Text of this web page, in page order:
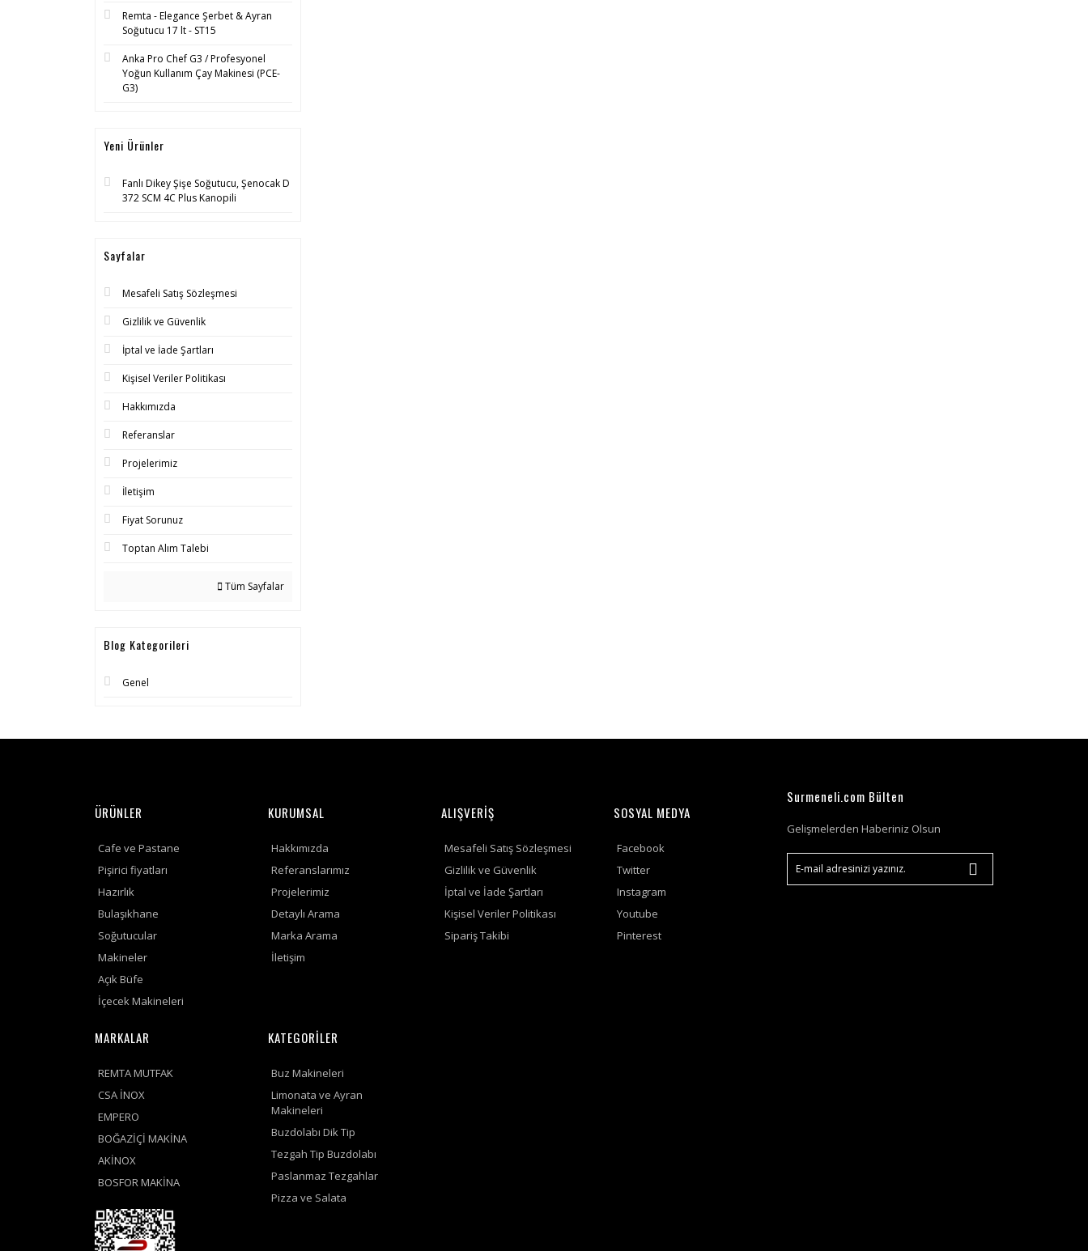
Remta - Elegance Şerbet & Ayran
Soğutucu 17 lt - ST15
Anka Pro Chef G3 / Profesyonel
Yoğun Kullanım Çay Makinesi (PCE-
G3)
Yeni Ürünler
Fanlı Dikey Şişe Soğutucu, Şenocak D
372 SCM 4C Plus Kanopili
Sayfalar
Mesafeli Satış Sözleşmesi
Gizlilik ve Güvenlik
İptal ve İade Şartları
Kişisel Veriler Politikası
Hakkımızda
Referanslar
Projelerimiz
İletişim
Fiyat Sorunuz
Toptan Alım Talebi
Tüm Sayfalar
Blog Kategorileri
Genel
ÜRÜNLER
Cafe ve Pastane
Pişirici fiyatları
Hazırlık
Bulaşıkhane
Soğutucular
Makineler
Açık Büfe
İçecek Makineleri
KURUMSAL
Hakkımızda
Referanslarımız
Projelerimiz
Detaylı Arama
Marka Arama
İletişim
ALIŞVERİŞ
Mesafeli Satış Sözleşmesi
Gizlilik ve Güvenlik
İptal ve İade Şartları
Kişisel Veriler Politikası
Sipariş Takibi
SOSYAL MEDYA
Facebook
Twitter
Instagram
Youtube
Pinterest
MARKALAR
REMTA MUTFAK
CSA İNOX
EMPERO
BOĞAZİÇİ MAKİNA
AKİNOX
BOSFOR MAKİNA
KATEGORİLER
Buz Makineleri
Limonata ve Ayran
Makineleri
Buzdolabı Dik Tip
Tezgah Tip Buzdolabı
Paslanmaz Tezgahlar
Pizza ve Salata
Surmeneli.com Bülten
Gelişmelerden Haberiniz Olsun